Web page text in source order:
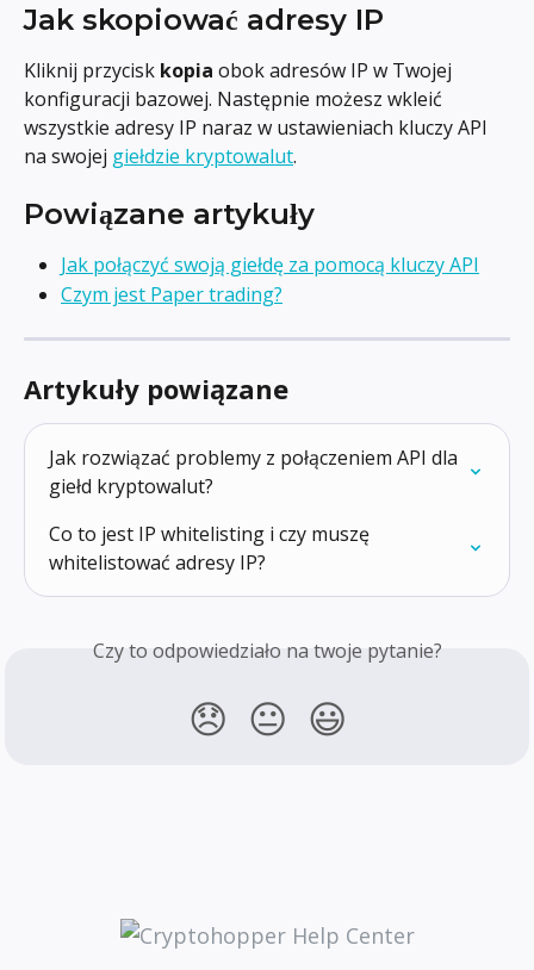
Jak skopiować adresy IP
Kliknij przycisk kopia obok adresów IP w Twojej
konfiguracji bazowej. Następnie możesz wkleić
wszystkie adresy IP naraz w ustawieniach kluczy API
na swojej giełdzie kryptowalut.
Powiązane artykuły
Jak połączyć swoją giełdę za pomocą kluczy API
Czym jest Paper trading?
Artykuły powiązane
Jak rozwiązać problemy z połączeniem API dla
giełd kryptowalut?
Co to jest IP whitelisting i czy muszę
whitelistować adresy IP?
Czy to odpowiedziało na twoje pytanie?
😞 😐 😃